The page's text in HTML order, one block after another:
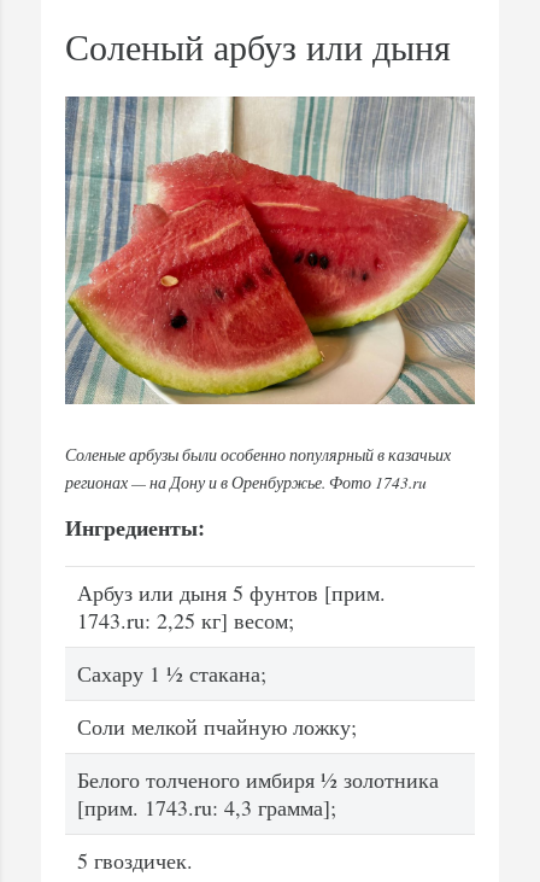
Соленый арбуз или дыня
Соленые арбузы были особенно популярный в казачьих
регионах — на Дону и в Оренбуржье. Фото 1743.ru
Ингредиенты:
Арбуз или дыня 5 фунтов [прим.
1743.ru: 2,25 кг] весом;
Сахару 1 ½ стакана;
Соли мелкой пчайную ложку;
Белого толченого имбиря ½ золотника
[прим. 1743.ru: 4,3 грамма];
5 гвоздичек.